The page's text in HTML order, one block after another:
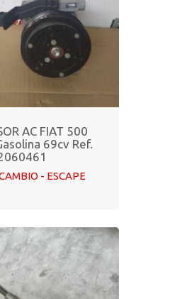
AC FIAT 500
69cv Ref.
- ESCAPE